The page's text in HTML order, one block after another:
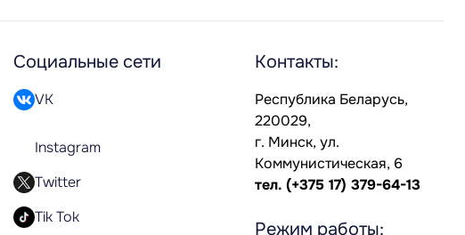
Социальные сети
VK
Instagram
Twitter
Tik Tok
Контакты:
Республика Беларусь,
220029,
г. Минск, ул.
Коммунистическая, 6
тел. (+375 17) 379-64-13
Режим работы: